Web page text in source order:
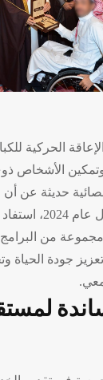
الحركية
الأشخاص
من البرامج
جودة الحياة